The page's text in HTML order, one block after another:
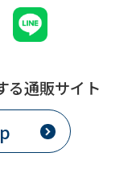
る通販サイト